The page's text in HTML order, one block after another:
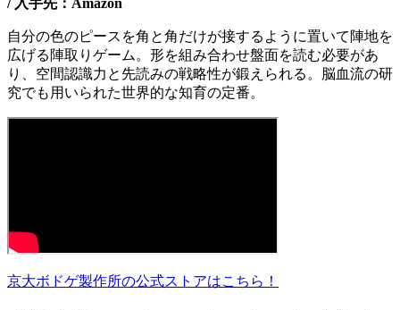
自分の色のピースを角と角だけが接するように置いて陣地を
広げる陣取りゲーム。形を組み合わせ盤面を読む必要があ
り、空間認識力と先読みの戦略性が鍛えられる。脳血流の研
究でも用いられた世界的な知育の定番。
京大ボドゲ製作所の公式ストアはこちら！